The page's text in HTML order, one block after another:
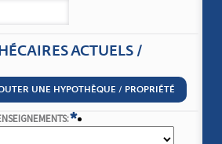
ACTUELS /
UNE HYPOTHÈQUE / PROPRIÉTÉ
*